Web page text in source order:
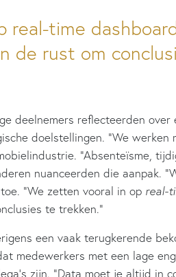
real-time
de rust om
deelnemers reflecteerden
doelstellingen. “We werken
“Absenteïsme,
nuanceerden die aanpak.
“We zetten vooral in op real-
te trekken.”
een vaak terugkerende
medewerkers met een lage
zijn. “Data moet je altijd in